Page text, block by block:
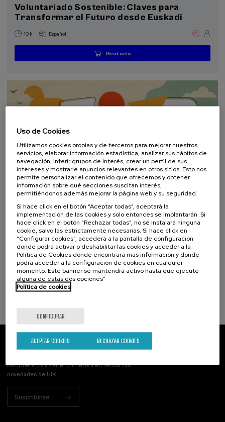
Programas especiales
Donostia Kultura (2)
Objetivos de desarrollo sostenible
Voluntariado Sostenible: Claves para
Transformar el Futuro desde Euskadi
10 h. Español .
...
Gratuito
Últimas
plazas
Gratuito
Fecha
pasada
Lista
de
Plazo
de
COMUNICACIÓN SOSTENIBILIDAD DSF CURSO DE VERANO
10. SEP-10. SEP, 2026
Escuela de comunicación ambiental 2026.
Narrativas climáticas: relatos para la
acción
10 h. Español
DESDE
Suscríbete a nuestro boletín
Inscríbete para ser el primero/a en recibir las
novedades de UIK.
Suscribirse
Uso de Cookies
Utilizamos cookies propias y de terceros para mejorar nuestros
servicios, elaborar información estadística, analizar sus hábitos de
navegación, inferir grupos de interés, crear un perfil de sus
intereses y mostrarle anuncios relevantes en otros sitios. Esto nos
permite personalizar el contenido que ofrecemos y obtener
información sobre qué secciones suscitan interés,
permitiéndonos además mejorar la página web y su seguridad.
Si hace click en el botón “Aceptar todas”, aceptará la
implementación de las cookies y solo entonces se implantarán. Si
hace click en el botón “Rechazar todas”, no sé instalará ninguna
cookie, salvo las estrictamente necesarias. Si hace click en
“Configurar cookies”, accederá a la pantalla de configuración
donde podrá activar o deshabilitar las cookies y acceder a la
Política de Cookies donde encontrará más información y donde
podrá acceder a la configuración de cookies en cualquier
momento. Este banner se mantendrá activo hasta que ejecute
alguna de estas dos opciones”
Política de cookies
CONFIGURAR
RECHAZAR COOKIES
ACEPTAR COOKIES